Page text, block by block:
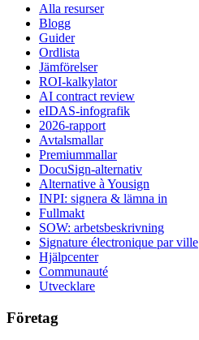
Alla resurser
Blogg
Guider
Ordlista
Jämförelser
ROI-kalkylator
AI contract review
eIDAS-infografik
2026-rapport
Avtalsmallar
Premiummallar
DocuSign-alternativ
Alternative à Yousign
INPI: signera & lämna in
Fullmakt
SOW: arbetsbeskrivning
Signature électronique par ville
Hjälpcenter
Communauté
Utvecklare
Företag